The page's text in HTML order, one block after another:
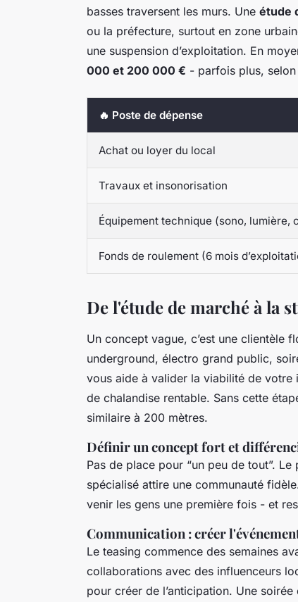
basses traversent les murs. Une étude
ou la préfecture, surtout en zone
une suspension d’exploitation. En
000 et 200 000 € - parfois plus, selon
🔥 Poste de dépense
Achat ou loyer du local
Travaux et insonorisation
Équipement technique (sono, lumière,
Fonds de roulement (6 mois
De l'étude de marché à la
Un concept vague, c’est une clientèle
underground, électro grand public,
vous aide à valider la viabilité de
de chalandise rentable. Sans cette
similaire à 200 mètres.
Définir un concept fort et
Pas de place pour “un peu de tout”.
spécialisé attire une communauté
venir les gens une première fois - et
Communication : créer
Le teasing commence des semaines
collaborations avec des influenceurs
pour créer de l’anticipation. Une